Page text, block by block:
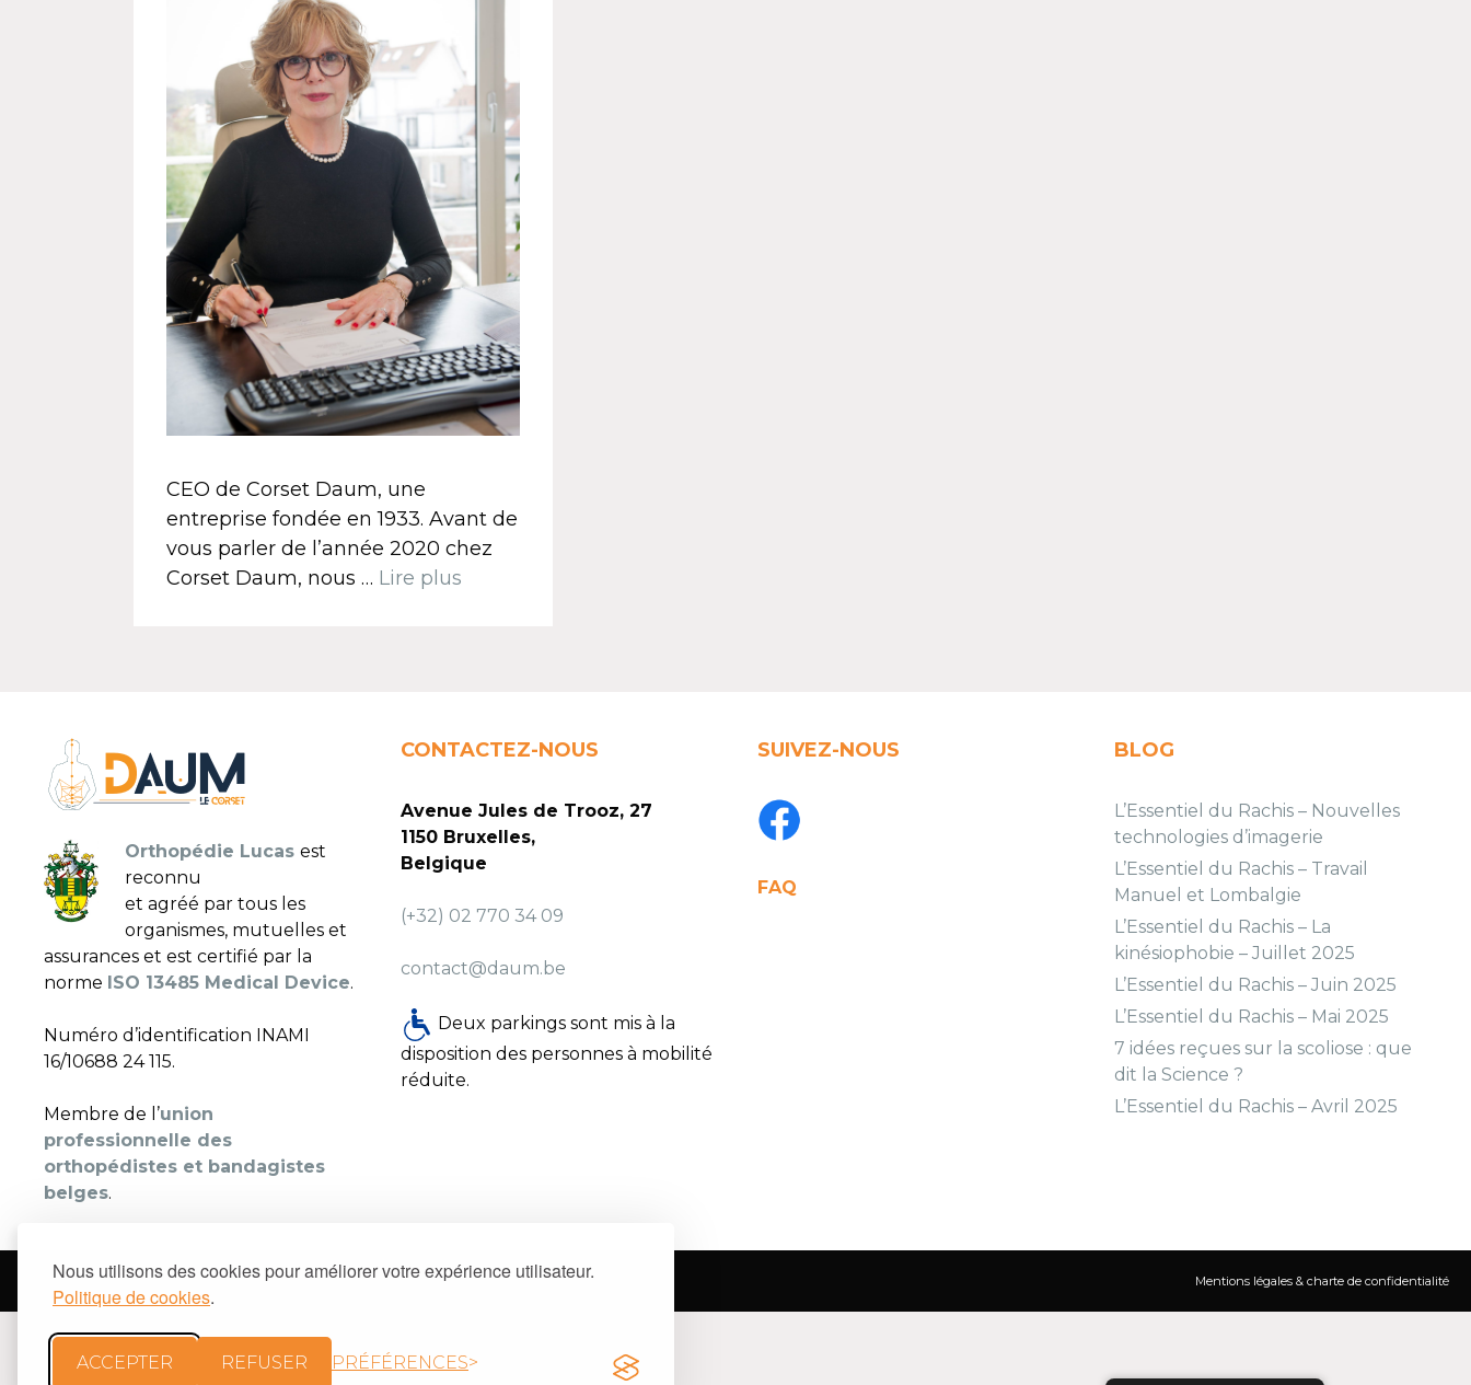
Nous utilisons des cookies pour améliorer votre expérience utilisateur.
Politique de cookies.
ACCEPTER REFUSER PRÉFÉRENCES
CEO de Corset Daum, une
entreprise fondée en 1933. Avant de
vous parler de l’année 2020 chez
Corset Daum, nous … Lire plus
Orthopédie Lucas est
reconnu
et agréé par tous les
organismes, mutuelles et
assurances et est certifié par la
norme ISO 13485 Medical Device.
Numéro d’identification INAMI
16/10688 24 115.
Membre de l’union
professionnelle des
orthopédistes et bandagistes
belges.
CONTACTEZ-NOUS
Avenue Jules de Trooz, 27
1150 Bruxelles,
Belgique
(+32) 02 770 34 09
contact@daum.be
Deux parkings sont mis à la
disposition des personnes à mobilité
réduite.
SUIVEZ-NOUS
FAQ
BLOG
L’Essentiel du Rachis – Nouvelles
technologies d’imagerie
L’Essentiel du Rachis – Travail
Manuel et Lombalgie
L’Essentiel du Rachis – La
kinésiophobie – Juillet 2025
L’Essentiel du Rachis – Juin 2025
L’Essentiel du Rachis – Mai 2025
7 idées reçues sur la scoliose : que
dit la Science ?
L’Essentiel du Rachis – Avril 2025
Mentions légales & charte de confidentialité
© 2026CORSET DAUM